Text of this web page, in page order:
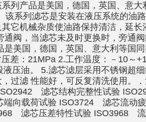
产品是美国，德国，英国、意大
列滤芯是安装在液压系统的油路
它机械杂质使油路保持清洁，延长
，当滤芯未及时更换时，旁通阀
国，德国，英国、意大利等国同
差：21MPa 2.工作温度：－10～
压油。 5.滤芯滤层采用不锈钢超
过滤 性能好，可反复清洗使用。
滤芯结构完整性试验
向载荷试验 ISO3724 滤芯流动
滤芯压差特性试验 ISO3968 流